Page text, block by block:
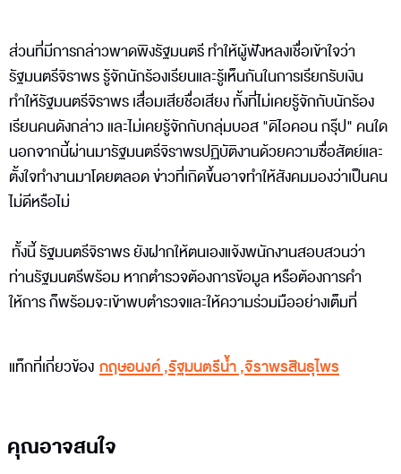
ส่วนที่มีการกล่าวพาดพิงรัฐมนตรี ทำให้ผู้ฟังหลงเชื่อเข้าใจว่า
รัฐมนตรีจิราพร รู้จักนักร้องเรียนและรู้เห็นกันในการเรียกรับเงิน
ทำให้รัฐมนตรีจิราพร เสื่อมเสียชื่อเสียง ทั้งที่ไม่เคยรู้จักกับนักร้อง
เรียนคนดังกล่าว และไม่เคยรู้จักกับกลุ่มบอส "ดิไอคอน กรุ๊ป" คนใด
นอกจากนี้ผ่านมารัฐมนตรีจิราพรปฏิบัติงานด้วยความซื่อสัตย์และ
ตั้งใจทำงานมาโดยตลอด ข่าวที่เกิดขึ้นอาจทำให้สังคมมองว่าเป็นคน
ไม่ดีหรือไม่
ทั้งนี้ รัฐมนตรีจิราพร ยังฝากให้ตนเองแจ้งพนักงานสอบสวนว่า
ท่านรัฐมนตรีพร้อม หากตำรวจต้องการข้อมูล หรือต้องการคำ
ให้การ ก็พร้อมจะเข้าพบตำรวจและให้ความร่วมมืออย่างเต็มที่
แท็กที่เกี่ยวข้อง กฤษอนงค์,รัฐมนตรีน้ำ,จิราพรสินธุไพร
คุณอาจสนใจ